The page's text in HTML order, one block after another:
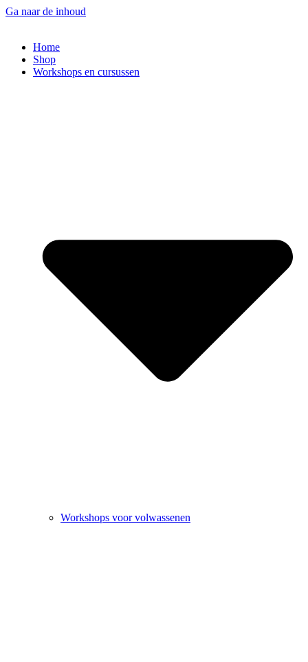
Ga naar de inhoud
Home
Shop
Workshops en cursussen
Workshops voor volwassenen